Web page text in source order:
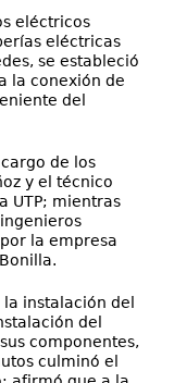
eléctricos
eléctricas
se estableció
la conexión de
del
de los
y el técnico
UTP; mientras
la empresa
instalación del
del
componentes,
culminó el